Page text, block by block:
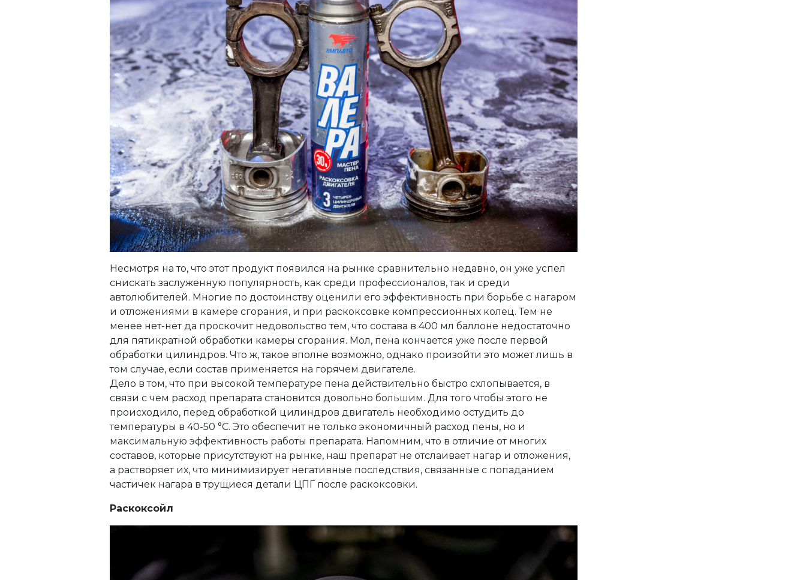
Несмотря на то, что этот продукт появился на рынке сравнительно недавно, он уже успел
снискать заслуженную популярность, как среди профессионалов, так и среди
автолюбителей. Многие по достоинству оценили его эффективность при борьбе с нагаром
и отложениями в камере сгорания, и при раскоксовке компрессионных колец. Тем не
менее нет-нет да проскочит недовольство тем, что состава в 400 мл баллоне недостаточно
для пятикратной обработки камеры сгорания. Мол, пена кончается уже после первой
обработки цилиндров. Что ж, такое вполне возможно, однако произойти это может лишь в
том случае, если состав применяется на горячем двигателе.
Дело в том, что при высокой температуре пена действительно быстро схлопывается, в
связи с чем расход препарата становится довольно большим. Для того чтобы этого не
происходило, перед обработкой цилиндров двигатель необходимо остудить до
температуры в 40-50 °C. Это обеспечит не только экономичный расход пены, но и
максимальную эффективность работы препарата. Напомним, что в отличие от многих
составов, которые присутствуют на рынке, наш препарат не отслаивает нагар и отложения,
а растворяет их, что минимизирует негативные последствия, связанные с попаданием
частичек нагара в трущиеся детали ЦПГ после раскоксовки.
Раскоксойл